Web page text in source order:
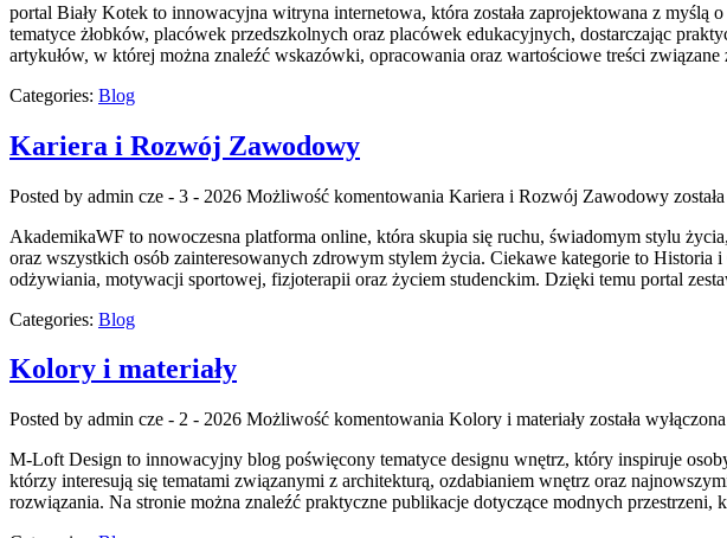
portal Biały Kotek to innowacyjna witryna internetowa, która została zaprojektowana z myślą
tematyce żłobków, placówek przedszkolnych oraz placówek edukacyjnych, dostarczając
artykułów, w której można znaleźć wskazówki, opracowania oraz wartościowe treści
Categories: Blog
Kariera i Rozwój Zawodowy
Posted by admin cze - 3 - 2026 Możliwość komentowania Kariera i Rozwój Zawodowy
AkademikaWF to nowoczesna platforma online, która skupia się ruchu, świadomym stylu
oraz wszystkich osób zainteresowanych zdrowym stylem życia. Ciekawe kategorie to
odżywiania, motywacji sportowej, fizjoterapii oraz życiem studenckim. Dzięki temu portal
Categories: Blog
Kolory i materiały
Posted by admin cze - 2 - 2026 Możliwość komentowania Kolory i materiały została wyłączona
M-Loft Design to innowacyjny blog poświęcony tematyce designu wnętrz, który inspiruje
którzy interesują się tematami związanymi z architekturą, ozdabianiem wnętrz oraz
rozwiązania. Na stronie można znaleźć praktyczne publikacje dotyczące modnych